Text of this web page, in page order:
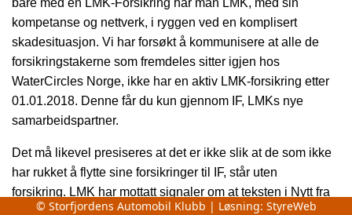
bare med en LMK-Forsikring har man LMK, med sin
kompetanse og nettverk, i ryggen ved en komplisert
skadesituasjon. Vi har forsøkt å kommunisere at alle de
forsikringstakerne som fremdeles sitter igjen hos
WaterCircles Norge, ikke har en aktiv LMK-forsikring etter
01.01.2018. Denne får du kun gjennom IF, LMKs nye
samarbeidspartner.
Det må likevel presiseres at det er ikke slik at de som ikke
har rukket å flytte sine forsikringer til IF, står uten
forsikring. LMK har mottatt signaler om at teksten i Nytt fra
LMK 2/2018 kunne tolkes dithen at denne gruppen stod
© Storfjordens Automobil Klubb | Løsning: StyreWeb